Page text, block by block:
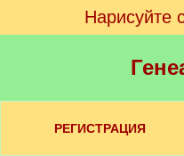
Нарисуйте
РЕГИСТРАЦИЯ